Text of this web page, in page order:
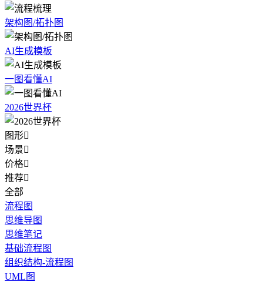
架构图/拓扑图
AI生成模板
一图看懂AI
2026世界杯
图形
场景
价格
推荐
全部
流程图
思维导图
思维笔记
基础流程图
组织结构-流程图
UML图